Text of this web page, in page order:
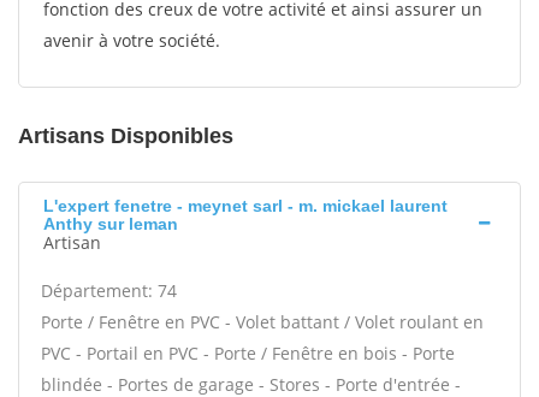
fonction des creux de votre activité et ainsi assurer un
avenir à votre société.
Artisans Disponibles
L'expert fenetre - meynet sarl - m. mickael laurent
Anthy sur leman
Artisan
Département: 74
Porte / Fenêtre en PVC - Volet battant / Volet roulant en
PVC - Portail en PVC - Porte / Fenêtre en bois - Porte
blindée - Portes de garage - Stores - Porte d'entrée -